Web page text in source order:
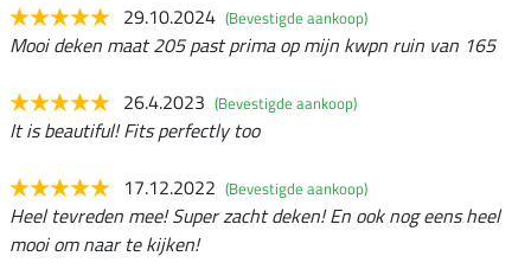
29.10.2024 (Bevestigde aankoop)
Mooi deken maat 205 past prima op mijn kwpn ruin van 165
26.4.2023 (Bevestigde aankoop)
It is beautiful! Fits perfectly too
17.12.2022 (Bevestigde aankoop)
Heel tevreden mee! Super zacht deken! En ook nog eens heel
mooi om naar te kijken!